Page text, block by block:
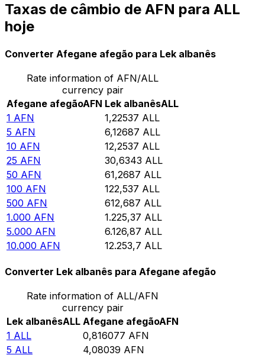
Taxas de câmbio de AFN para ALL
hoje
Converter Afegane afegão para Lek albanês
Rate information of AFN/ALL
currency pair
Afegane afegãoAFN Lek albanêsALL
1 AFN 1,22537 ALL
5 AFN 6,12687 ALL
10 AFN 12,2537 ALL
25 AFN 30,6343 ALL
50 AFN 61,2687 ALL
100 AFN 122,537 ALL
500 AFN 612,687 ALL
1.000 AFN 1.225,37 ALL
5.000 AFN 6.126,87 ALL
10.000 AFN 12.253,7 ALL
Converter Lek albanês para Afegane afegão
Rate information of ALL/AFN
currency pair
Lek albanêsALL Afegane afegãoAFN
1 ALL 0,816077 AFN
5 ALL 4,08039 AFN